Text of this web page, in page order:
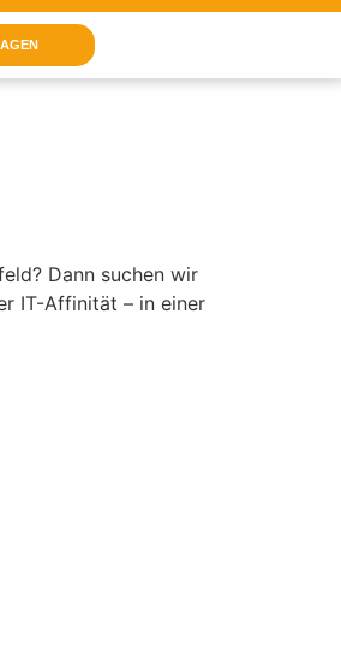
Dann suchen wir
IT-Affinität – in einer